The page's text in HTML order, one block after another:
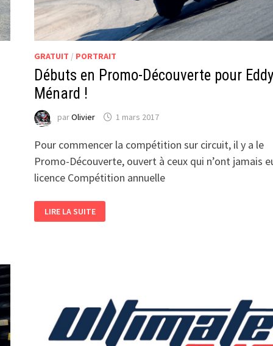
GRATUIT / PORTRAIT
Débuts en Promo-Découverte pour Eddy
Ménard !
parOlivier 1 mars 2017
Pour commencer la compétition sur circuit, il y a le
Promo-Découverte, ouvert à ceux qui n’ont jamais
licence Compétition annuelle
EN
PROMO-
LIRE LA SUITE